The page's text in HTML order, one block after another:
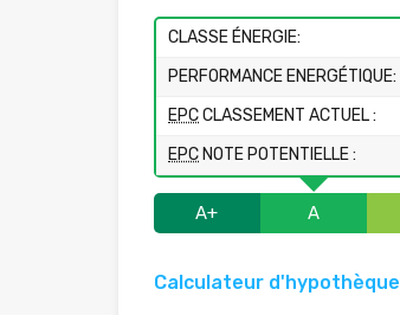
CLASSE ÉNERGIE:
PERFORMANCE ENERGÉTIQUE:
EPCCLASSEMENT ACTUEL :
EPC NOTE POTENTIELLE :
A+ A
Calculateur d'hypothèque